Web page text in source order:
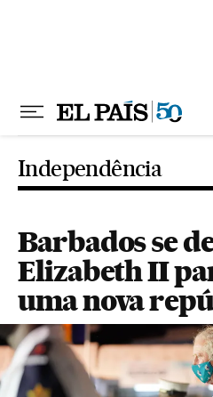
Independência
Barbados se
Elizabeth II
uma nova